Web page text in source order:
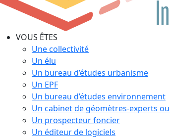
VOUS ÊTES
Une collectivité
Un élu
Un bureau d’études urbanisme
Un EPF
Un bureau d’études environnement
Un cabinet de géomètres-experts
Un prospecteur foncier
Un éditeur de logiciels